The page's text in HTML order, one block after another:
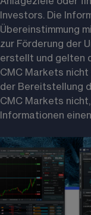
Investors. Die
Übereinstimmung
zur Förderung der
erstellt und gelten
CMC Markets
der Bereitstellung
CMC Markets
Informationen